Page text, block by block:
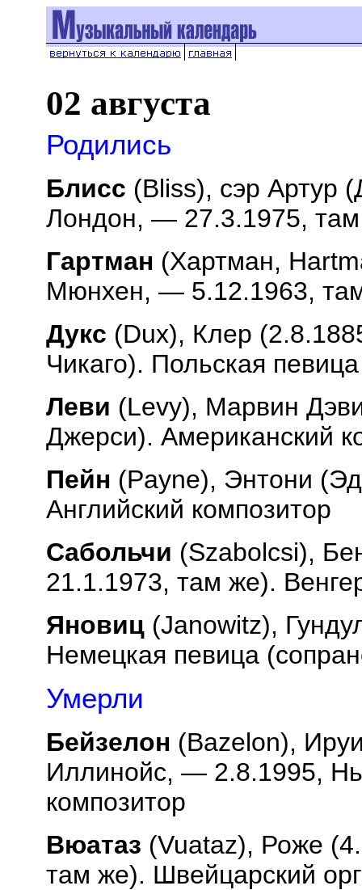
02 августа
Родились
Блисс (Bliss), сэр Артур
Лондон, — 27.3.1975, там
Гартман (Хартман,
Мюнхен, — 5.12.1963,
Дукс (Dux), Клер
Чикаго). Польская
Леви (Levy), Марвин
Джерси). Американский
Пейн (Payne), Энтони
Английский композитор
Сабольчи (Szabolcsi),
21.1.1973, там же).
Яновиц (Janowitz),
Немецкая певица
Умерли
Бейзелон (Bazelon),
Иллинойс, — 2.8.1995,
композитор
Вюатаз (Vuataz), Роже
там же). Швейцарский